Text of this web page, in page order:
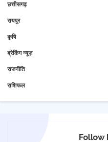
छत्तीसगढ़
रायपुर
कृषि
ब्रेकिंग न्यूज़
राजनीति
राशिफल
Follow